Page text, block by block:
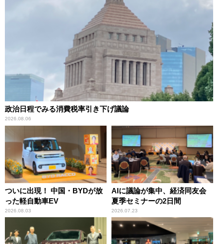
政治日程でみる消費税率引き下げ議論
2026.08.06
ついに出現！ 中国・BYDが放
った軽自動車EV
2026.08.03
AIに議論が集中、経済同友会
夏季セミナーの2日間
2026.07.23